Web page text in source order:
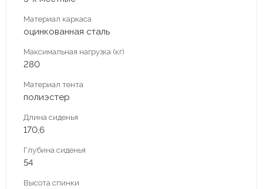
Материал каркаса
оцинкованная сталь
Максимальная нагрузка (кг)
280
Материал тента
полиэстер
Длина сиденья
170,6
Глубина сиденья
54
Высота спинки